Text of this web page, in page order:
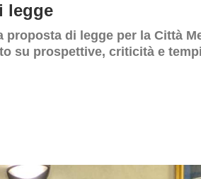
legge
di legge per la Città
su prospettive, criticità e